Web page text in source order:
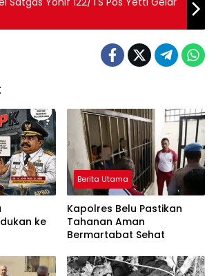
ke
Berita Utama
Kapolres Belu Pastikan
Tahanan Aman
Bermartabat Sehat